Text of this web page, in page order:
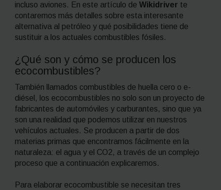
incluso aviones. En este artículo de Wikidriver te
contaremos más detalles sobre esta interesante
alternativa al petróleo y qué posibilidades tiene de
sustituir a los actuales combustibles fósiles.
¿Qué son y cómo se producen los
ecocombustibles?
También llamados combustibles de huella cero o e-
diésel, los ecocombustibles no solo son un proyecto de
fabricantes de automóviles y carburantes, sino que ya
son una realidad que podemos utilizar en nuestros
vehículos actuales. Se producen a partir de dos
materias primas que encontramos fácilmente en la
naturaleza: el agua y el CO2, a través de un complejo
proceso que a continuación explicaremos.
Para elaborar ecocombustible se necesitan tres